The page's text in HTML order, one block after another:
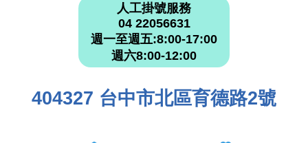
人工掛號服務
04 22056631
週一至週五:8:00-17:00
週六8:00-12:00
404327 台中市北區育德路2號